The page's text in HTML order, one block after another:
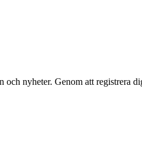
nyheter. Genom att registrera